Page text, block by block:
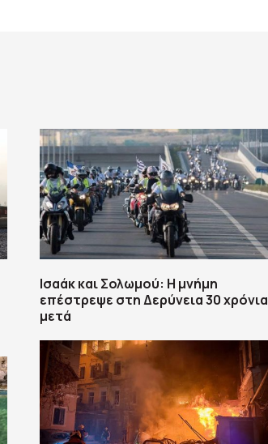
Ισαάκ και Σολωμού: Η μνήμη
επέστρεψε στη Δερύνεια 30 χρόνια
μετά